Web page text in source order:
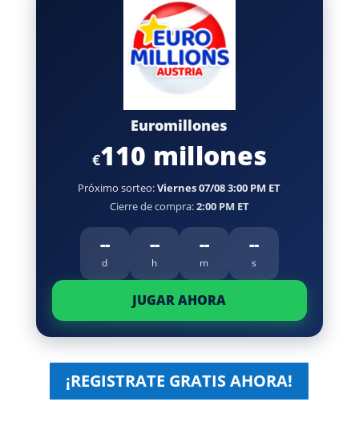
Euromillones
€110 millones
Próximo sorteo:Viernes 07/08 3:00 PM ET
Cierre de compra:2:00 PM ET
--
d
--
h
--
m
--
s
JUGAR AHORA
¡REGISTRATE GRATIS AHORA!